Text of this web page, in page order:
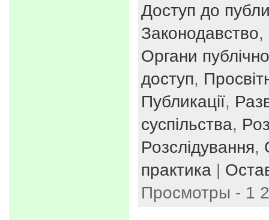
Доступ до
Законодавство,
Органи
доступ,
Публикації,
суспільства,
Розслідування,
практика |
Просмотры - 1